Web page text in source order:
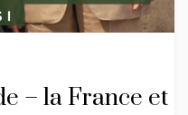
– la France et